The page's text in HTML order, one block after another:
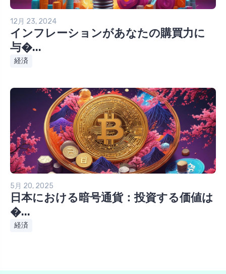
12月 23, 2024
インフレーションがあなたの購買力に
与�...
経済
5月 20, 2025
日本における暗号通貨：投資する価値は
�...
経済